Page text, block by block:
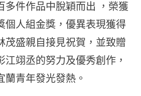
多件作品中脫穎而出 ，榮獲
個人組金獎，優異表現獲得
茂盛親自接見祝賀，並致贈
江翊丞的努力及優秀創作，
蘭青年發光發熱。